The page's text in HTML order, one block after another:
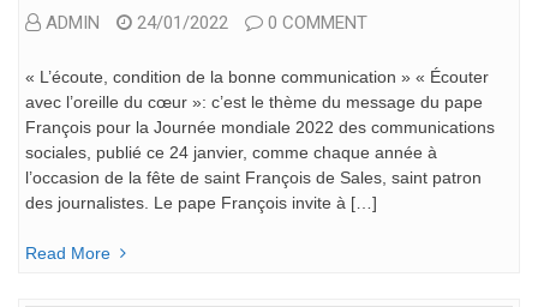
ADMIN 24/01/2022 0 COMMENT
« L’écoute, condition de la bonne communication » « Écouter
avec l’oreille du cœur »: c’est le thème du message du pape
François pour la Journée mondiale 2022 des communications
sociales, publié ce 24 janvier, comme chaque année à
l’occasion de la fête de saint François de Sales, saint patron
des journalistes. Le pape François invite à […]
Read More